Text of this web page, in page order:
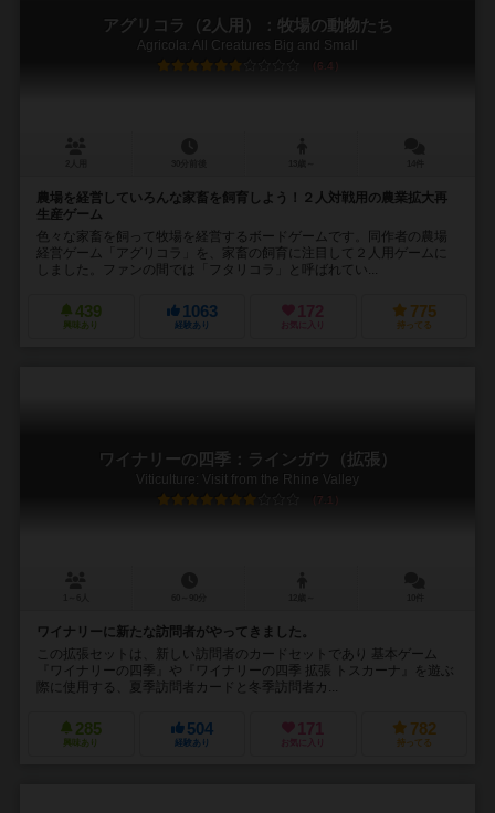
アグリコラ（2人用）：牧場の動物たち
Agricola: All Creatures Big and Small
6.4
農場を経営していろんな家畜を飼育しよう！２人対戦用の農業拡大再
生産ゲーム
色々な家畜を飼って牧場を経営するボードゲームです。同作者の農場
経営ゲーム「アグリコラ」を、家畜の飼育に注目して２人用ゲームに
しました。ファンの間では「フタリコラ」と呼ばれてい...
439
興味あり
1063
経験あり
172
お気に入り
775
持ってる
ワイナリーの四季：ラインガウ（拡張）
Viticulture: Visit from the Rhine Valley
7.1
ワイナリーに新たな訪問者がやってきました。
この拡張セットは、新しい訪問者のカードセットであり 基本ゲーム
『ワイナリーの四季』や『ワイナリーの四季 拡張 トスカーナ』を遊ぶ
際に使用する、夏季訪問者カードと冬季訪問者カ...
285
興味あり
504
経験あり
171
お気に入り
782
持ってる